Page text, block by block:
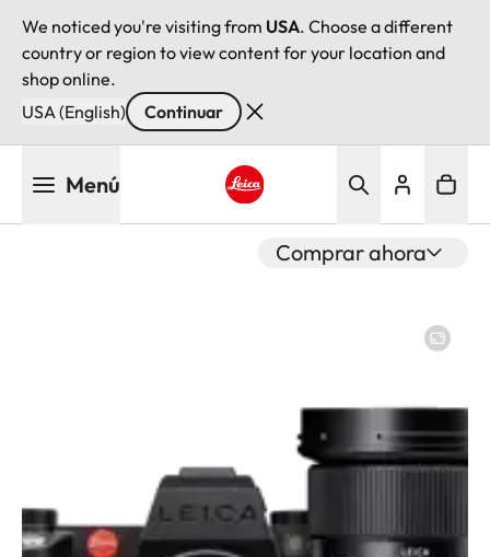
We noticed you're visiting from USA. Choose a different
country or region to view content for your location and
shop online.
USA (English)
Continuar
Menú
Comprar ahora